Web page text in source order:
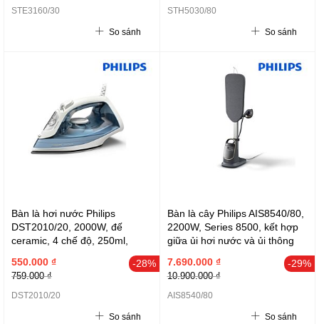
STE3160/30
So sánh
STH5030/80
So sánh
Bàn là hơi nước Philips
DST2010/20, 2000W, đế
ceramic, 4 chế độ, 250ml,
-28%
550.000 ₫
759.000 ₫
DST2010/20
So sánh
Bàn là cây Philips AIS8540/80,
2200W, Series 8500, kết hợp
giữa ủi hơi nước và ủi thông
-29%
7.690.000 ₫
10.900.000 ₫
AIS8540/80
So sánh